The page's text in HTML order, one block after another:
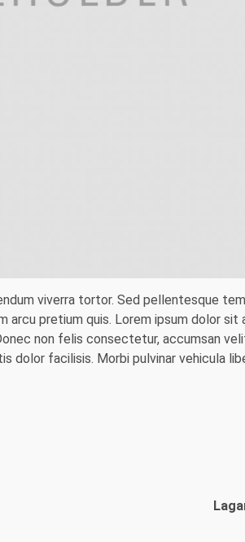
viverra tortor. Sed pellentesque
arcu pretium quis. Lorem ipsum dolor
non felis consectetur, accumsan
dolor facilisis. Morbi pulvinar vehicula